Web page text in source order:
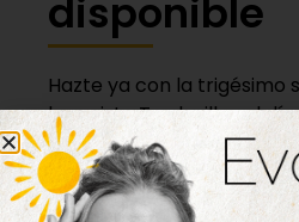
disponible
Hazte ya con la trigésimo
la revista Tordesillas al
imagen para verla online.